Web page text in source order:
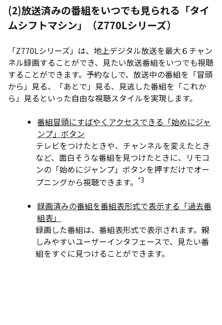
(2)放送済みの番組をいつでも見られる「タイ
ムシフトマシン」（Z770Lシリーズ）
「Z770Lシリーズ」は、地上デジタル放送を最大６チャン
ネル録画することができ、見たい放送番組をいつでも視聴
することができます。予約なしで、放送中の番組を「冒頭
から」見る、「あとで」見る、見逃した番組を「これか
ら」見るといった自由な視聴スタイルを実現します。
番組冒頭にすばやくアクセスできる「始めにジャ
ンプ」ボタン
テレビをつけたときや、チャンネルを変えたとき
など、面白そうな番組を見つけたときに、リモコ
ンの「始めにジャンプ」ボタンを押すだけでオー
プニングから視聴できます。 *3
録画済みの番組を番組表形式で表示する「過去番
組表」
録画した番組は、番組表形式で表示されます。親
しみやすいユーザーインタフェースで、見たい番
組をすぐに見つけることができます。